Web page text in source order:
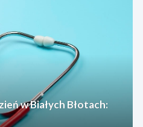
w Białych Błotach: